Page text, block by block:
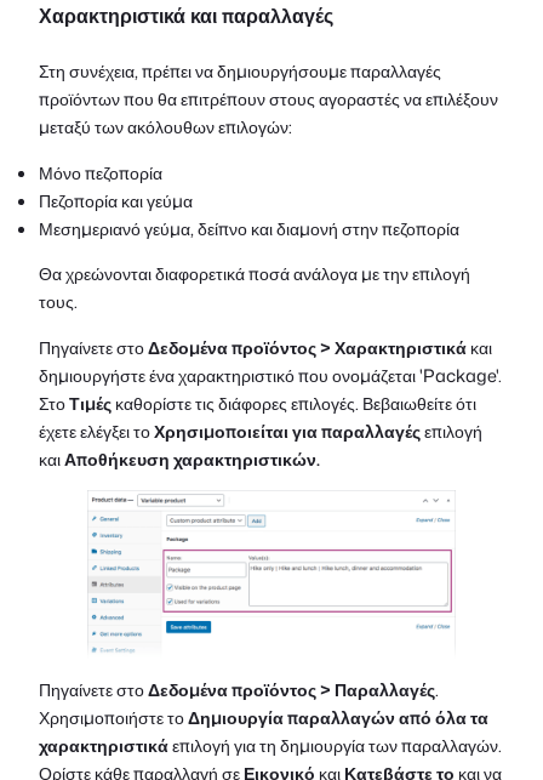
Χαρακτηριστικά και παραλλαγές
Στη συνέχεια, πρέπει να δημιουργήσουμε παραλλαγές
προϊόντων που θα επιτρέπουν στους αγοραστές να επιλέξουν
μεταξύ των ακόλουθων επιλογών:
Μόνο πεζοπορία
Πεζοπορία και γεύμα
Μεσημεριανό γεύμα, δείπνο και διαμονή στην πεζοπορία
Θα χρεώνονται διαφορετικά ποσά ανάλογα με την επιλογή
τους.
Πηγαίνετε στοΔεδομένα προϊόντος > Χαρακτηριστικάκαι
δημιουργήστε ένα χαρακτηριστικό που ονομάζεται 'Package'.
ΣτοΤιμέςκαθορίστε τις διάφορες επιλογές. Βεβαιωθείτε ότι
έχετε ελέγξει τοΧρησιμοποιείται για παραλλαγέςεπιλογή
καιΑποθήκευση χαρακτηριστικών.
Πηγαίνετε στοΔεδομένα προϊόντος > Παραλλαγές.
Χρησιμοποιήστε τοΔημιουργία παραλλαγών από όλα τα
χαρακτηριστικάεπιλογή για τη δημιουργία των παραλλαγών.
Ορίστε κάθε παραλλαγή σεΕικονικό καιΚατεβάστε το και να